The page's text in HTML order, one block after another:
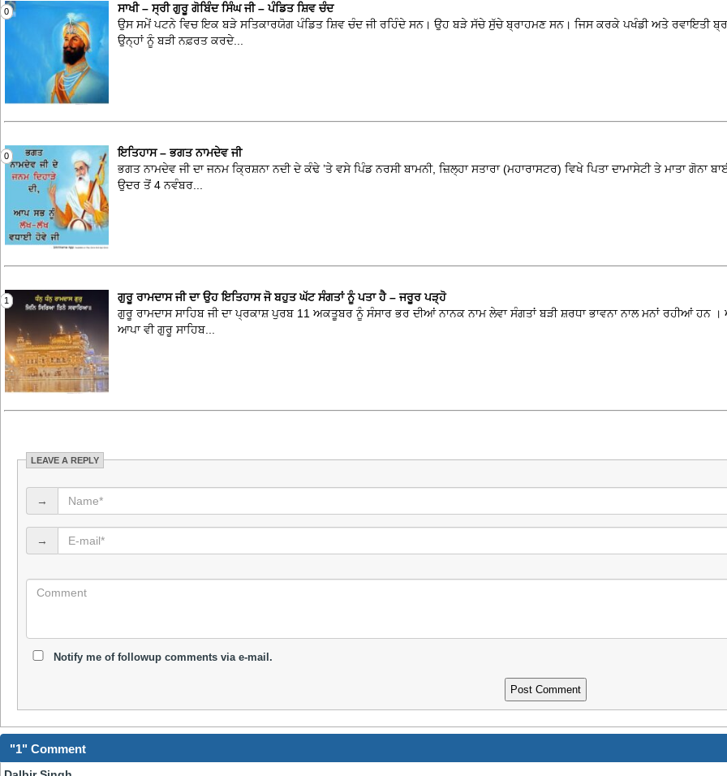
0
ਸਾਖੀ – ਸ੍ਰੀ ਗੁਰੂ ਗੋਬਿੰਦ ਸਿੰਘ ਜੀ – ਪੰਡਿਤ ਸ਼ਿਵ ਚੰਦ
ਉਸ ਸਮੇਂ ਪਟਨੇ ਵਿਚ ਇਕ ਬੜੇ ਸਤਿਕਾਰਯੋਗ ਪੰਡਿਤ ਸ਼ਿਵ ਚੰਦ ਜੀ ਰਹਿੰਦੇ ਸਨ। ਉਹ ਬੜੇ ਸੱਚੇ ਸੁੱਚੇ ਬ੍ਰਾਹਮਣ ਸਨ। ਜਿਸ ਕਰਕੇ ਪਖੰਡੀ ਅਤੇ ਰਵਾਇਤੀ
ਉਨ੍ਹਾਂ ਨੂੰ ਬੜੀ ਨਫ਼ਰਤ ਕਰਦੇ...
0
ਇਤਿਹਾਸ – ਭਗਤ ਨਾਮਦੇਵ ਜੀ
ਭਗਤ ਨਾਮਦੇਵ ਜੀ ਦਾ ਜਨਮ ਕ੍ਰਿਸ਼ਨਾ ਨਦੀ ਦੇ ਕੰਢੇ ’ਤੇ ਵਸੇ ਪਿੰਡ ਨਰਸੀ ਬਾਮਨੀ, ਜ਼ਿਲ੍ਹਾ ਸਤਾਰਾ (ਮਹਾਰਾਸਟਰ) ਵਿਖੇ ਪਿਤਾ ਦਾਮਾਸੇਟੀ ਤੇ ਮਾਤਾ ਗੋਨਾ
ਉਦਰ ਤੋਂ 4 ਨਵੰਬਰ...
1
ਗੁਰੂ ਰਾਮਦਾਸ ਜੀ ਦਾ ਉਹ ਇਤਿਹਾਸ ਜੋ ਬਹੁਤ ਘੱਟ ਸੰਗਤਾਂ ਨੂੰ ਪਤਾ ਹੈ – ਜਰੂਰ ਪੜ੍ਹੋ
ਗੁਰੂ ਰਾਮਦਾਸ ਸਾਹਿਬ ਜੀ ਦਾ ਪ੍ਰਕਾਸ਼ ਪੁਰਬ 11 ਅਕਤੂਬਰ ਨੂੰ ਸੰਸਾਰ ਭਰ ਦੀਆਂ ਨਾਨਕ ਨਾਮ ਲੇਵਾ ਸੰਗਤਾਂ ਬੜੀ ਸ਼ਰਧਾ ਭਾਵਨਾ ਨਾਲ ਮਨਾਂ ਰਹੀਆਂ ਹਨ
ਆਪਾ ਵੀ ਗੁਰੂ ਸਾਹਿਬ...
LEAVE A REPLY
→
→
Notify me of followup comments via e-mail.
"1" Comment